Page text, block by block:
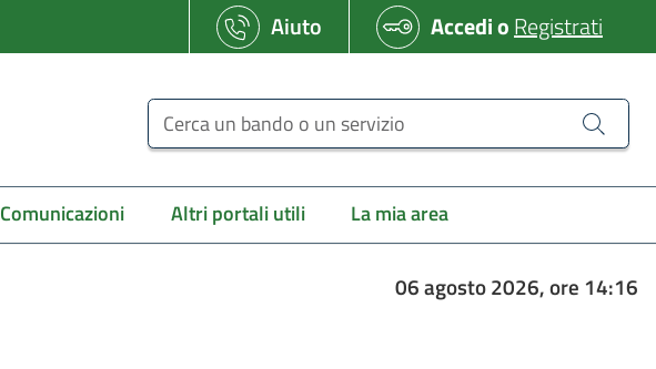
Aiuto AccedioRegistrati
Cerca un bando o un servizio
Comunicazioni Altri portali utili La mia area
06 agosto 2026, ore 14:16